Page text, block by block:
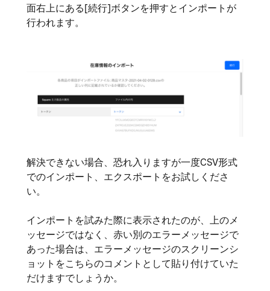
面右上にある[続行]ボタンを押すとインポートが
行われます。
解決できない場合、恐れ入りますが一度CSV形式
でのインポート、エクスポートをお試しくださ
い。
インポートを試みた際に表示されたのが、上のメ
ッセージではなく、赤い別のエラーメッセージで
あった場合は、エラーメッセージのスクリーンシ
ョットをこちらのコメントとして貼り付けていた
だけますでしょうか。